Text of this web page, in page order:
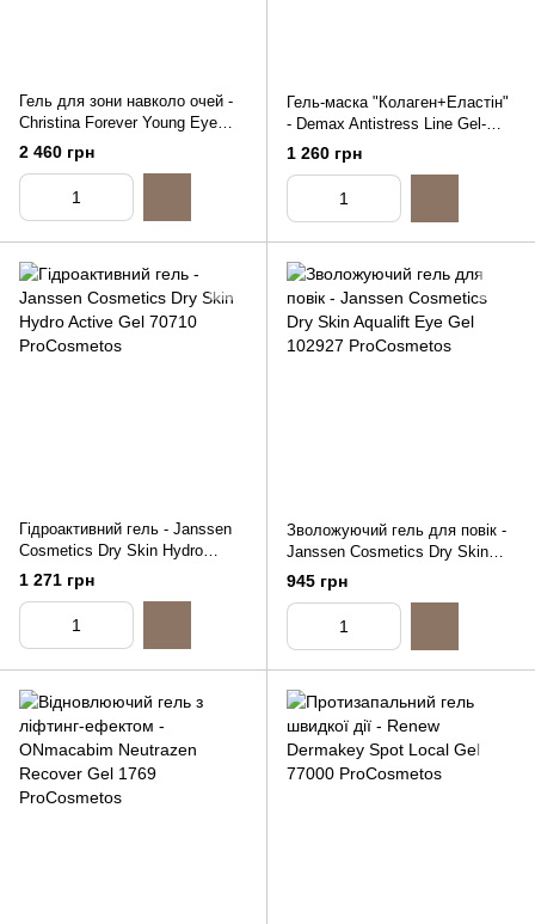
Гель для зони навколо очей -
Christina Forever Young Eye
Zone Treatment, 30ml
2 460 грн
Гель-маска "Колаген+Еластін"
- Demax Antistress Line Gel-
Mask Collagen+Elastin, 200ml
1 260 грн
Гідроактивний гель - Janssen
Cosmetics Dry Skin Hydro
Active Gel, 50ml
1 271 грн
Зволожуючий гель для повік -
Janssen Cosmetics Dry Skin
Aqualift Eye Gel
945 грн